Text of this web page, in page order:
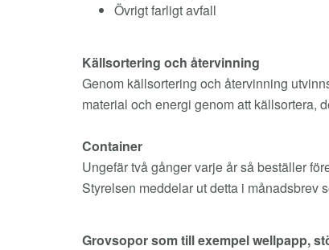
Övrigt farligt avfall
Källsortering och återvinning
Genom källsortering och återvinning
material och energi genom att källsortera,
Container
Ungefär två gånger varje år så beställer
Styrelsen meddelar ut detta i månadsbrev
Grovsopor som till exempel wellpapp,